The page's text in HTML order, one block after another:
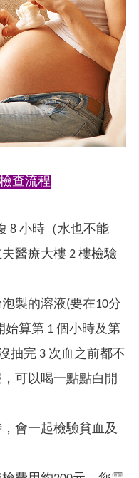
查流程
8 小時（水也不能
醫療大樓 2 樓檢驗
製的溶液(要在10分
算第 1 個小時及第
抽完 3 次血之前都不
可以喝一點點白開
會一起檢驗貧血及